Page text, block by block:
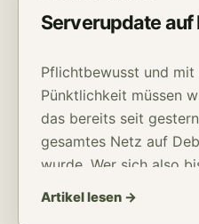
Serverupdate auf
Pflichtbewusst und mit
Pünktlichkeit müssen
das bereits seit
gesamtes Netz auf
wurde. Wer sich also
langsame
Artikel lesen →